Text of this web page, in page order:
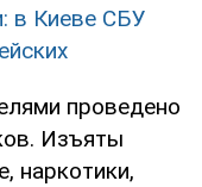
в Киеве СБУ
проведено
Изъяты
наркотики,